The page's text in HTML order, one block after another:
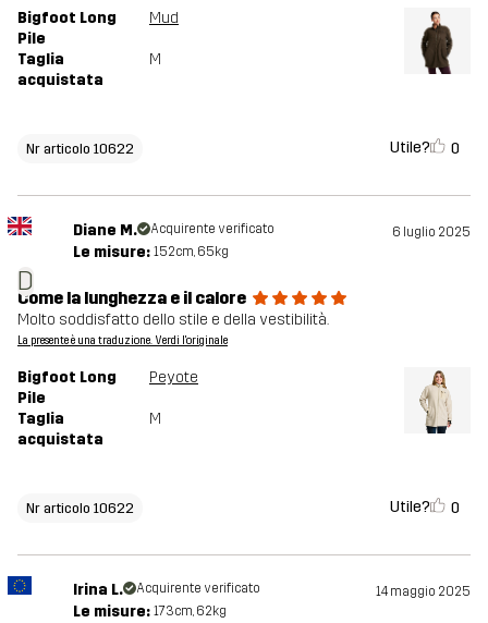
Bigfoot Long
Pile
Mud
Taglia
acquistata
M
Nr articolo 10622 Utile? 0
D
Diane M. Acquirente verificato 6 luglio 2025
Le misure: 152cm, 65kg
Come la lunghezza e il calore
Molto soddisfatto dello stile e della vestibilità.
La presente è una traduzione. Verdi l'originale
Bigfoot Long
Pile
Peyote
Taglia
acquistata
M
Nr articolo 10622 Utile? 0
Irina L. Acquirente verificato 14 maggio 2025
Le misure: 173cm, 62kg